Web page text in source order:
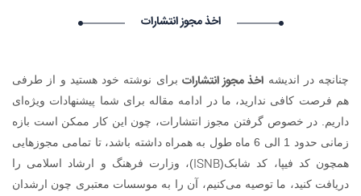
درخواست استخدام شما با موفقیت انجام شد ساعت ۱۹:۰:۳ تاریخ
۱۴۰۵/۵/۱۵
avet mirakyan_fxet avet mirakyan_fxet گرامی : درخواست
استخدام شما با موفقیت انجام شد ساعت ۱۶:۴۴:۵۳ تاریخ ۱۴۰۵/۵/۱۶
Skam-pyblikaciya_fiSt Skam-pyblikaciya_fiSt گرامی :
درخواست استخدام شما با موفقیت انجام شد ساعت ۱۰:۵۷:۱۶ تاریخ
۱۴۰۵/۵/۱۶
اخذ مجوز انتشارات
چنانچه در اندیشه اخذ مجوز انتشارات برای نوشته خود هستید و از طرفی
هم فرصت کافی ندارید، ما در ادامه مقاله برای شما پیشنهادات ویژ‌ه‌ای
داریم. در خصوص گرفتن مجوز انتشارات، چون این کار ممکن است بازه
زمانی حدود 1 الی 6 ماه طول به همراه داشته باشد، تا تمامی مجوزهایی
همچون کد فیپا، کد شابک(ISNB)، وزارت فرهنگ و ارشاد اسلامی را
دریافت کنید، ما توصیه می‌کنیم، آن را به موسسات معتبری چون ارشدان